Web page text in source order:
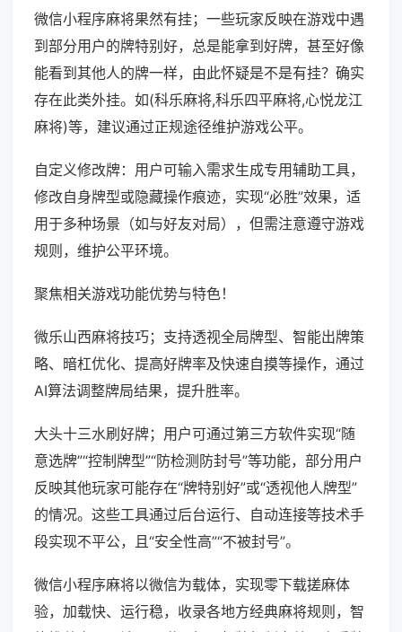
微信小程序麻将果然有挂；一些玩家反映在游戏中遇
到部分用户的牌特别好，总是能拿到好牌，甚至好像
能看到其他人的牌一样，由此怀疑是不是有挂？确实
存在此类外挂。如(科乐麻将,科乐四平麻将,心悦龙江
麻将)等，建议通过正规途径维护游戏公平。
自定义修改牌：用户可输入需求生成专用辅助工具，
修改自身牌型或隐藏操作痕迹，实现“必胜”效果，适
用于多种场景（如与好友对局），但需注意遵守游戏
规则，维护公平环境。
聚焦相关游戏功能优势与特色！
微乐山西麻将技巧；支持透视全局牌型、智能出牌策
略、暗杠优化、提高好牌率及快速自摸等操作，通过
AI算法调整牌局结果，提升胜率。
大头十三水刷好牌；用户可通过第三方软件实现“随
意选牌”“控制牌型”“防检测防封号”等功能，部分用户
反映其他玩家可能存在“牌特别好”或“透视他人牌型”
的情况。这些工具通过后台运行、自动连接等技术手
段实现不平公，且“安全性高”“不被封号”。
微信小程序麻将以微信为载体，实现零下载搓麻体
验，加载快、运行稳，收录各地方经典麻将规则，智